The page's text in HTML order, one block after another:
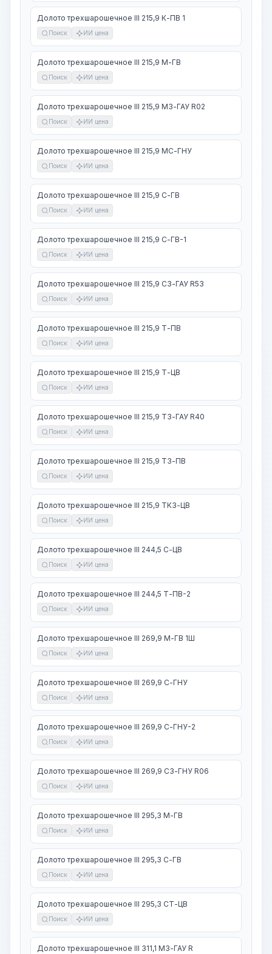
Долото трехшарошечное III 215,9 К-ПВ 1
Поиск ИИ цена
Долото трехшарошечное III 215,9 М-ГВ
Поиск ИИ цена
Долото трехшарошечное III 215,9 МЗ-ГАУ R02
Поиск ИИ цена
Долото трехшарошечное III 215,9 МС-ГНУ
Поиск ИИ цена
Долото трехшарошечное III 215,9 С-ГВ
Поиск ИИ цена
Долото трехшарошечное III 215,9 С-ГВ-1
Поиск ИИ цена
Долото трехшарошечное III 215,9 СЗ-ГАУ R53
Поиск ИИ цена
Долото трехшарошечное III 215,9 Т-ПВ
Поиск ИИ цена
Долото трехшарошечное III 215,9 Т-ЦВ
Поиск ИИ цена
Долото трехшарошечное III 215,9 ТЗ-ГАУ R40
Поиск ИИ цена
Долото трехшарошечное III 215,9 ТЗ-ПВ
Поиск ИИ цена
Долото трехшарошечное III 215,9 ТКЗ-ЦВ
Поиск ИИ цена
Долото трехшарошечное III 244,5 С-ЦВ
Поиск ИИ цена
Долото трехшарошечное III 244,5 Т-ПВ-2
Поиск ИИ цена
Долото трехшарошечное III 269,9 М-ГВ 1Ш
Поиск ИИ цена
Долото трехшарошечное III 269,9 С-ГНУ
Поиск ИИ цена
Долото трехшарошечное III 269,9 С-ГНУ-2
Поиск ИИ цена
Долото трехшарошечное III 269,9 СЗ-ГНУ R06
Поиск ИИ цена
Долото трехшарошечное III 295,3 М-ГВ
Поиск ИИ цена
Долото трехшарошечное III 295,3 С-ГВ
Поиск ИИ цена
Долото трехшарошечное III 295,3 СТ-ЦВ
Поиск ИИ цена
Долото трехшарошечное III 311,1 МЗ-ГАУ R